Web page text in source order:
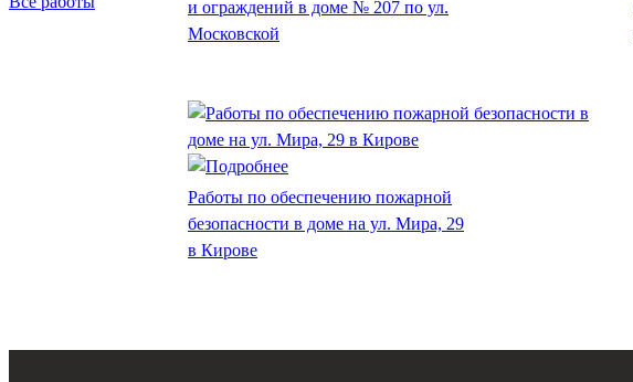
и ограждений в доме № 207 по ул.
Московской
Работы по обеспечению пожарной
безопасности в доме на ул. Мира, 29
в Кирове